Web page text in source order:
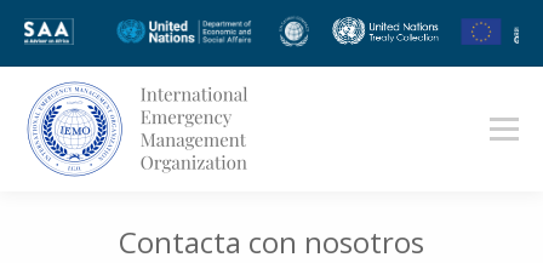
Contacta con nosotros